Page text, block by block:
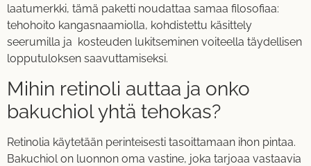
laatumerkki, tämä paketti noudattaa samaa filosofiaa:
tehohoito kangasnaamiolla, kohdistettu käsittely
seerumilla ja kosteuden lukitseminen voiteella täydellisen
lopputuloksen saavuttamiseksi.
Mihin retinoli auttaa ja onko
bakuchiol yhtä tehokas?
Retinolia käytetään perinteisesti tasoittamaan ihon pintaa.
Bakuchiol on luonnon oma vastine, joka tarjoaa vastaavia